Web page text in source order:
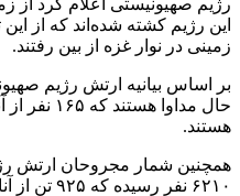
زمینی در نوار غزه از بین رفتند.
حال مداوا
هستند.
همچنین شمار مجروحان ارتش
۶۲۱۰ نفر رسیده که ۹۲۵ تن از آنان جراحات شدید برداشته‌اند.